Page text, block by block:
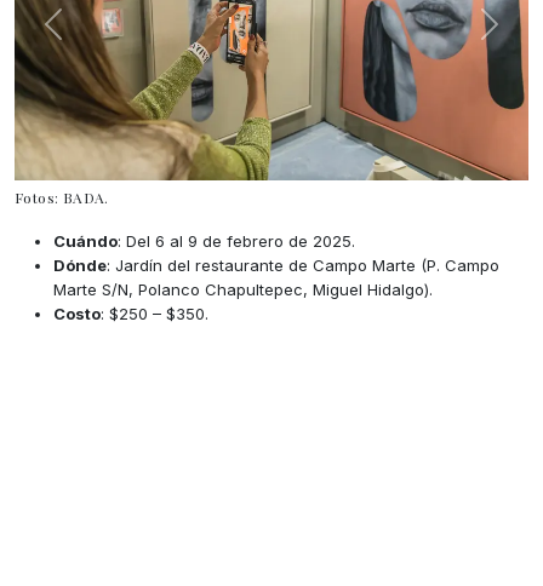
Fotos: BADA.
Cuándo: Del 6 al 9 de febrero de 2025.
Dónde: Jardín del restaurante de Campo Marte (P. Campo
Marte S/N, Polanco Chapultepec, Miguel Hidalgo).
Costo: $250 – $350.